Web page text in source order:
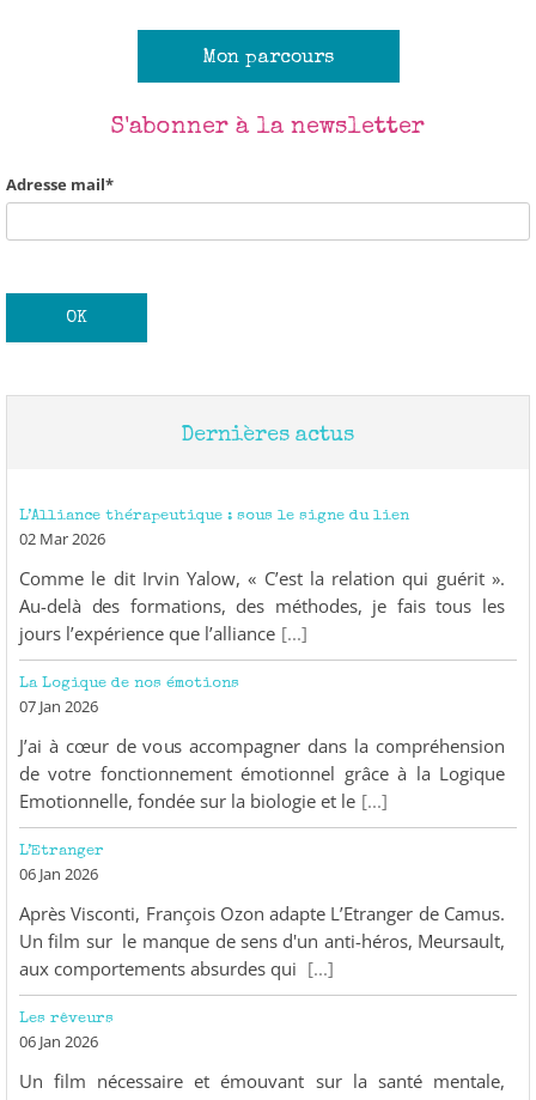
Mon parcours
S'abonner à la newsletter
Adresse mail*
Dernières actus
L’Alliance thérapeutique : sous le signe du lien
02 Mar 2026
Comme le dit Irvin Yalow, « C’est la relation qui guérit ».
Au-delà des formations, des méthodes, je fais tous les
jours l’expérience que l’alliance [...]
La Logique de nos émotions
07 Jan 2026
J’ai à cœur de vous accompagner dans la compréhension
de votre fonctionnement émotionnel grâce à la Logique
Emotionnelle, fondée sur la biologie et le [...]
L’Etranger
06 Jan 2026
Après Visconti, François Ozon adapte L’Etranger de Camus.
Un film sur le manque de sens d'un anti-héros, Meursault,
aux comportements absurdes qui [...]
Les rêveurs
06 Jan 2026
Un film nécessaire et émouvant sur la santé mentale,